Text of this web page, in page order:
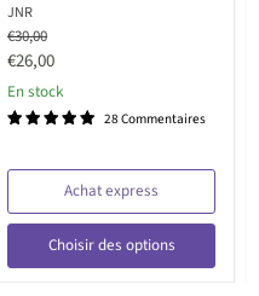
JNR
Prix
d'origine
€30,00
Prix
actuel
€26,00
En stock
28 Commentaires
Achat express
Choisir des options